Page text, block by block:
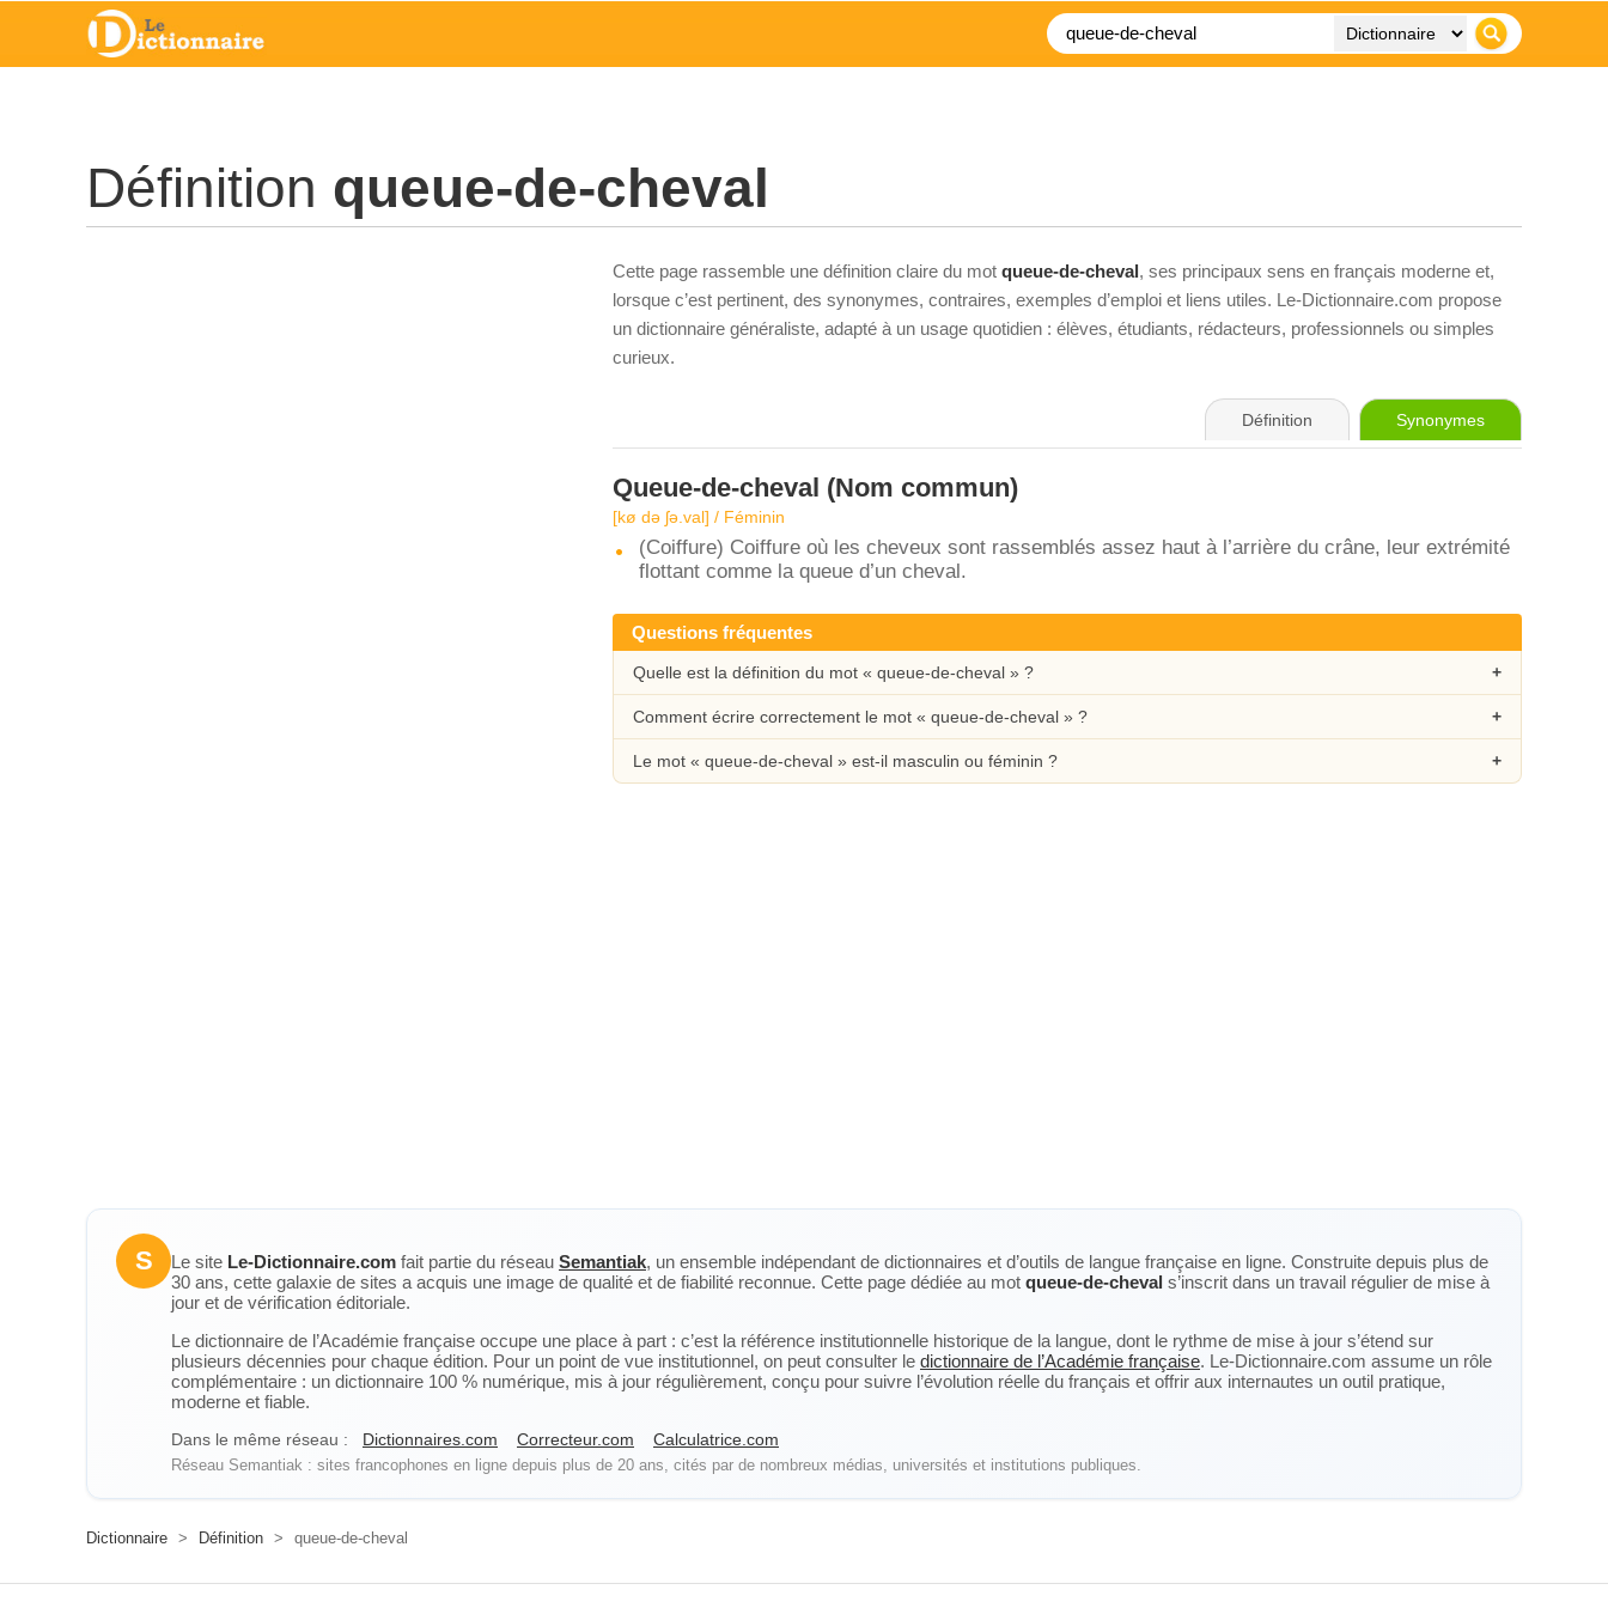
Définition queue-de-cheval
Cette page rassemble une définition claire du mot queue-de-cheval, ses principaux sens en français moderne et,
lorsque c’est pertinent, des synonymes, contraires, exemples d’emploi et liens utiles. Le-Dictionnaire.com propose
un dictionnaire généraliste, adapté à un usage quotidien : élèves, étudiants, rédacteurs, professionnels ou simples
curieux.
Définition Synonymes
Queue-de-cheval (Nom commun)
[kø də ʃə.val] / Féminin
(Coiffure) Coiffure où les cheveux sont rassemblés assez haut à l’arrière du crâne, leur extrémité
flottant comme la queue d’un cheval.
Questions fréquentes
Quelle est la définition du mot « queue-de-cheval » ?
Comment écrire correctement le mot « queue-de-cheval » ?
Le mot « queue-de-cheval » est-il masculin ou féminin ?
S Le site Le-Dictionnaire.com fait partie du réseau Semantiak, un ensemble indépendant de dictionnaires et d’outils de langue française en ligne. Construite depuis plus de
30 ans, cette galaxie de sites a acquis une image de qualité et de fiabilité reconnue. Cette page dédiée au mot queue-de-cheval s’inscrit dans un travail régulier de mise à
jour et de vérification éditoriale.
Le dictionnaire de l’Académie française occupe une place à part : c’est la référence institutionnelle historique de la langue, dont le rythme de mise à jour s’étend sur
plusieurs décennies pour chaque édition. Pour un point de vue institutionnel, on peut consulter le dictionnaire de l’Académie française. Le-Dictionnaire.com assume un rôle
complémentaire : un dictionnaire 100 % numérique, mis à jour régulièrement, conçu pour suivre l’évolution réelle du français et offrir aux internautes un outil pratique,
moderne et fiable.
Dans le même réseau : Dictionnaires.com Correcteur.com Calculatrice.com
Réseau Semantiak : sites francophones en ligne depuis plus de 20 ans, cités par de nombreux médias, universités et institutions publiques.
Dictionnaire > Définition > queue-de-cheval